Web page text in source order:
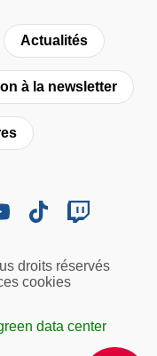
Actualités
à la newsletter
droits réservés
cookies
data center